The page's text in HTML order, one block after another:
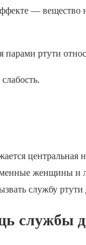
— вещество
ртути
центральная
женщины и
службу ртути
службы